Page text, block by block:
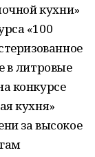
кухни»
«100
в литровые
конкурсе
кухня»
за высокое